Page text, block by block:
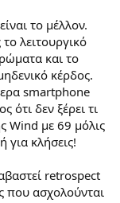
το μέλλον.
λειτουργικό
και το
κέρδος.
smartphone
ότι δεν ξέρει τι
Wind με 69 μόλις
κλήσεις!
retrospect
που ασχολούνται